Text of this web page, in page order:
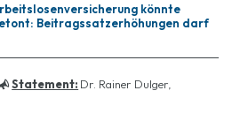
könnte
Beitragssatzerhöhungen darf
Statement: Dr. Rainer Dulger,